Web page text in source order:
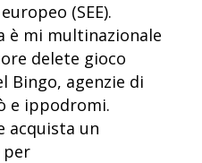
(SEE).
è mi multinazionale
delete gioco
Bingo, agenzie di
e ippodromi.
acquista un
per